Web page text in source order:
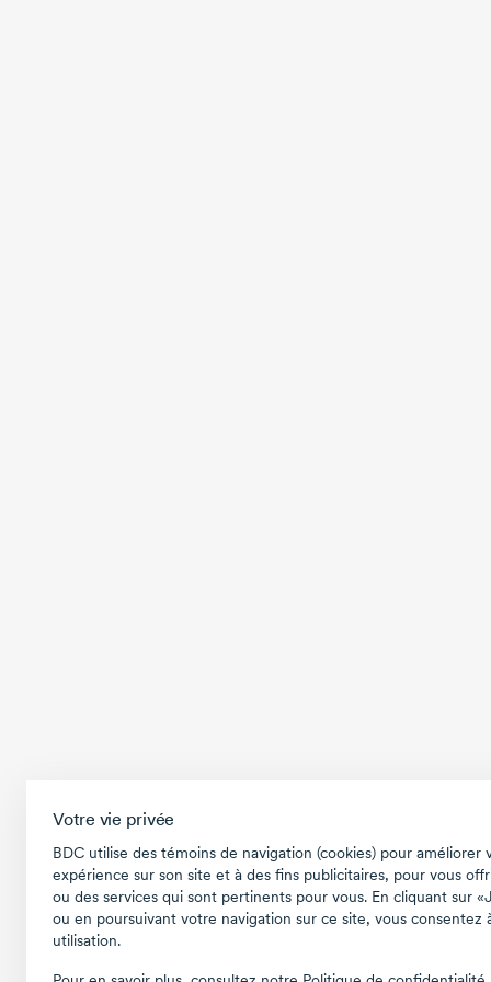
Votre vie privée
BDC utilise des témoins de navigation (cookies) pour améliorer
expérience sur son site et à des fins publicitaires, pour vous
ou des services qui sont pertinents pour vous. En cliquant sur
ou en poursuivant votre navigation sur ce site, vous consentez
utilisation.